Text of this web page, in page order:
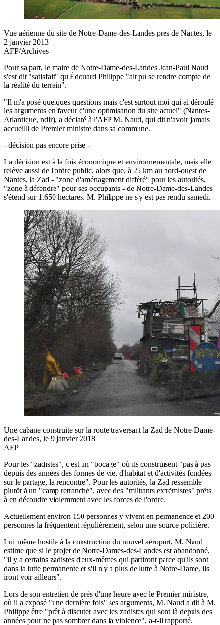
Vue aérienne du site de Notre-Dame-des-Landes près de Nantes, le
2 janvier 2013
AFP/Archives
Pour sa part, le maire de Notre-Dame-des-Landes Jean-Paul Naud
s'est dit "satisfait" qu'Édouard Philippe "ait pu se rendre compte de
la réalité du terrain".
"Il m'a posé quelques questions mais c'est surtout moi qui ai déroulé
les arguments en faveur d'une optimisation du site actuel" (Nantes-
Atlantique, ndlr), a déclaré à l'AFP M. Naud, qui dit n'avoir jamais
accueilli de Premier ministre dans sa commune.
- décision pas encore prise -
La décision est à la fois économique et environnementale, mais elle
relève aussi de l'ordre public, alors que, à 25 km au nord-ouest de
Nantes, la Zad - "zone d'aménagement différé" pour les autorités,
"zone à défendre" pour ses occupants - de Notre-Dame-des-Landes
s'étend sur 1.650 hectares. M. Philippe ne s'y est pas rendu samedi.
Une cabane construite sur la route traversant la Zad de Notre-Dame-
des-Landes, le 9 janvier 2018
AFP
Pour les "zadistes", c'est un "bocage" où ils construisent "pas à pas
depuis des années des formes de vie, d'habitat et d'activités fondées
sur le partage, la rencontre". Pour les autorités, la Zad ressemble
plutôt à un "camp retranché", avec des "militants extrémistes" prêts
à en découdre violemment avec les forces de l'ordre.
Actuellement environ 150 personnes y vivent en permanence et 200
personnes la fréquentent régulièrement, selon une source policière.
Lui-même hostile à la construction du nouvel aéroport, M. Naud
estime que si le projet de Notre-Dames-des-Landes est abandonné,
"il y a certains zadistes d'eux-mêmes qui partiront parce qu'ils sont
dans la lutte permanente et s'il n'y a plus de lutte à Notre-Dame, ils
iront voir ailleurs".
Lors de son entretien de près d'une heure avec le Premier ministre,
où il a exposé "une dernière fois" ses arguments, M. Naud a dit à M.
Philippe être "prêt à discuter avec les zadistes qui sont là depuis des
années pour ne pas sombrer dans la violence", a-t-il rapporté.